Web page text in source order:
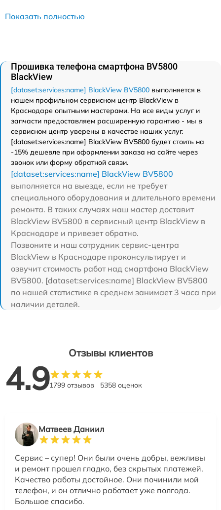
Показать полностью
Прошивка телефона смартфона BV5800
BlackView
[dataset:services:name] BlackView BV5800 выполняется в
нашем профильном сервисном центр BlackView в
Краснодаре опытными мастерами. На все виды услуг и
запчасти предоставляем расширенную гарантию - мы в
сервисном центр уверены в качестве наших услуг.
[dataset:services:name] BlackView BV5800 будет стоить на
-15% дешевле при оформлении заказа на сайте через
звонок или форму обратной связи.
[dataset:services:name] BlackView BV5800
выполняется на выезде, если не требует
специального оборудования и длительного времени
ремонта. В таких случаях наш мастер доставит
BlackView BV5800 в сервисный центр BlackView в
Краснодаре и привезет обратно.
Позвоните и наш сотрудник сервис-центра
BlackView в Краснодаре проконсультирует и
озвучит стоимость работ над смартфона BlackView
BV5800. [dataset:services:name] BlackView BV5800
по нашей статистике в среднем занимает 3 часа при
наличии деталей.
Отзывы клиентов
4.91799 отзывов 5358 оценок
Матвеев Даниил
Сервис – супер! Они были очень добры, вежливы
и ремонт прошел гладко, без скрытых платежей.
Качество работы достойное. Они починили мой
телефон, и он отлично работает уже полгода.
Большое спасибо.